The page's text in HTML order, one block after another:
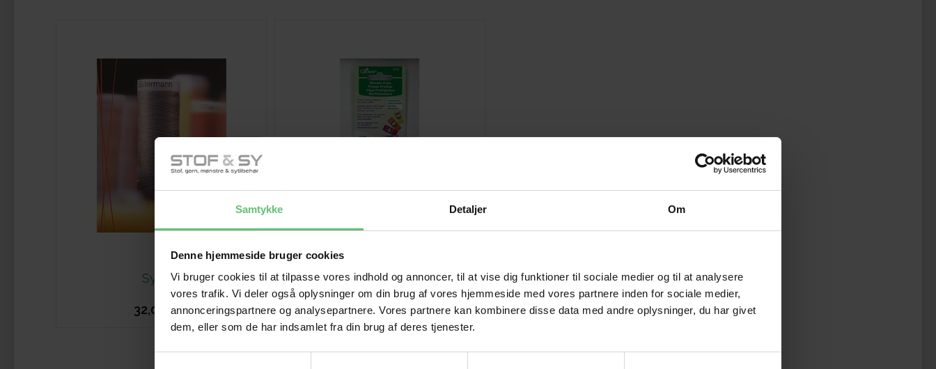
Samtykke Detaljer Om
Denne hjemmeside bruger cookies
Vi bruger cookies til at tilpasse vores indhold og annoncer, til at vise dig funktioner til sociale medier og til at analysere
vores trafik. Vi deler også oplysninger om din brug af vores hjemmeside med vores partnere inden for sociale medier,
annonceringspartnere og analysepartnere. Vores partnere kan kombinere disse data med andre oplysninger, du har givet
dem, eller som de har indsamlet fra din brug af deres tjenester.
Sytråd
32,00 DKK
Clover Wonder clips
60,00DKK